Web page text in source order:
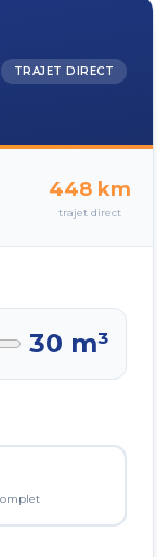
TRAJET DIRECT
448 km
trajet direct
30 m³